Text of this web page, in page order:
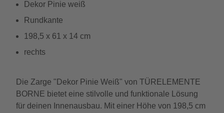
Dekor Pinie weiß
Rundkante
198,5 x 61 x 14 cm
rechts
Die Zarge "Dekor Pinie Weiß" von TÜRELEMENTE
BORNE bietet eine stilvolle und funktionale Lösung
für deinen Innenausbau. Mit einer Höhe von 198,5 cm